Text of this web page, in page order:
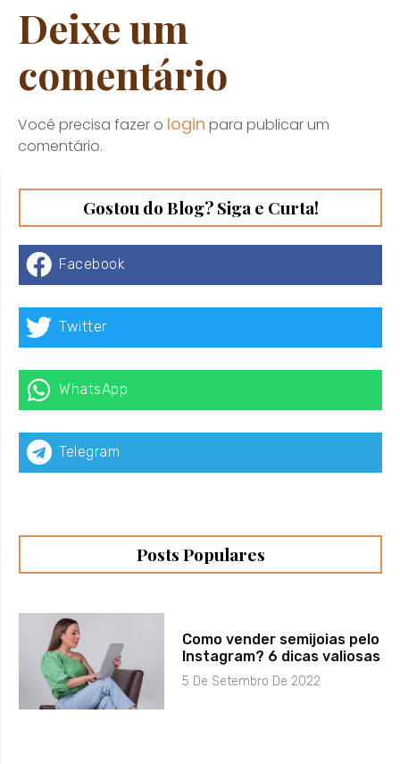
Deixe um
comentário
Você precisa fazer o login para publicar um
comentário.
Gostou do Blog? Siga e Curta!
Facebook
Twitter
WhatsApp
Telegram
Posts Populares
Como vender semijoias pelo
Instagram? 6 dicas valiosas
5 De Setembro De 2022